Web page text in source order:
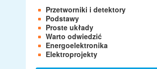
Przetworniki i detektory
Podstawy
Proste układy
Warto odwiedzić
Energoelektronika
Elektroprojekty